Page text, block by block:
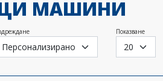
МАШИНИ
Показване